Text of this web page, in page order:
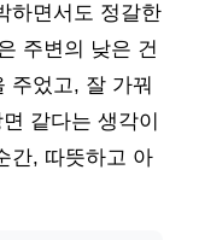
하면서도 정갈한
주변의 낮은 건
주었고, 잘 가꿔
같다는 생각이
간, 따뜻하고 아